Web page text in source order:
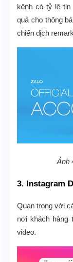
kênh có tỷ lệ
quả cho thông
chiến dịch
Ảnh
3. Instagram
Quan trọng với
nơi khách hàng
video.